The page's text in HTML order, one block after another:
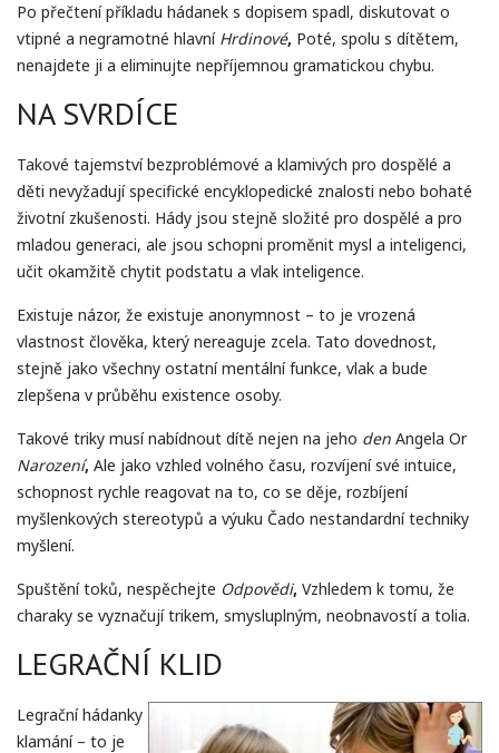
Po přečtení příkladu hádanek s dopisem spadl, diskutovat o
vtipné a negramotné hlavní Hrdinové, Poté, spolu s dítětem,
nenajdete ji a eliminujte nepříjemnou gramatickou chybu.
NA SVRDÍCE
Takové tajemství bezproblémové a klamivých pro dospělé a
děti nevyžadují specifické encyklopedické znalosti nebo bohaté
životní zkušenosti. Hády jsou stejně složité pro dospělé a pro
mladou generaci, ale jsou schopni proměnit mysl a inteligenci,
učit okamžitě chytit podstatu a vlak inteligence.
Existuje názor, že existuje anonymnost – to je vrozená
vlastnost člověka, který nereaguje zcela. Tato dovednost,
stejně jako všechny ostatní mentální funkce, vlak a bude
zlepšena v průběhu existence osoby.
Takové triky musí nabídnout dítě nejen na jeho den Angela Or
Narození, Ale jako vzhled volného času, rozvíjení své intuice,
schopnost rychle reagovat na to, co se děje, rozbíjení
myšlenkových stereotypů a výuku Čado nestandardní techniky
myšlení.
Spuštění toků, nespěchejte Odpovědi, Vzhledem k tomu, že
charaky se vyznačují trikem, smysluplným, neobnavostí a tolia.
LEGRAČNÍ KLID
Legrační hádanky
klamání – to je